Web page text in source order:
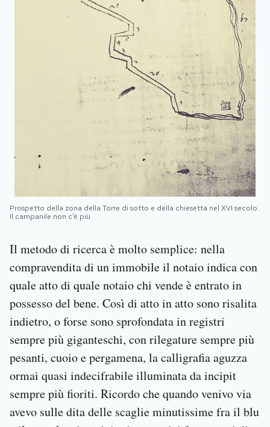
Prospetto della zona della Torre di sotto e della chiesetta nel XVI secolo.
Il campanile non c’è più
Il metodo di ricerca è molto semplice: nella
compravendita di un immobile il notaio indica con
quale atto di quale notaio chi vende è entrato in
possesso del bene. Così di atto in atto sono risalita
indietro, o forse sono sprofondata in registri
sempre più giganteschi, con rilegature sempre più
pesanti, cuoio e pergamena, la calligrafia aguzza
ormai quasi indecifrabile illuminata da incipit
sempre più fioriti. Ricordo che quando venivo via
avevo sulle dita delle scaglie minutissime fra il blu